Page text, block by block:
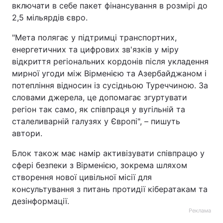
включати в себе пакет фінансування в розмірі до
2,5 мільярдів євро.
"Мета полягає у підтримці транспортних,
енергетичних та цифрових зв'язків у міру
відкриття регіональних кордонів після укладення
мирної угоди між Вірменією та Азербайджаном і
потепління відносин із сусідньою Туреччиною. За
словами джерела, це допомагає згуртувати
регіон так само, як співпраця у вугільній та
сталеливарній галузях у Європі", – пишуть
автори.
Блок також має намір активізувати співпрацю у
сфері безпеки з Вірменією, зокрема шляхом
створення нової цивільної місії для
консультування з питань протидії кібератакам та
дезінформації.
Реклама